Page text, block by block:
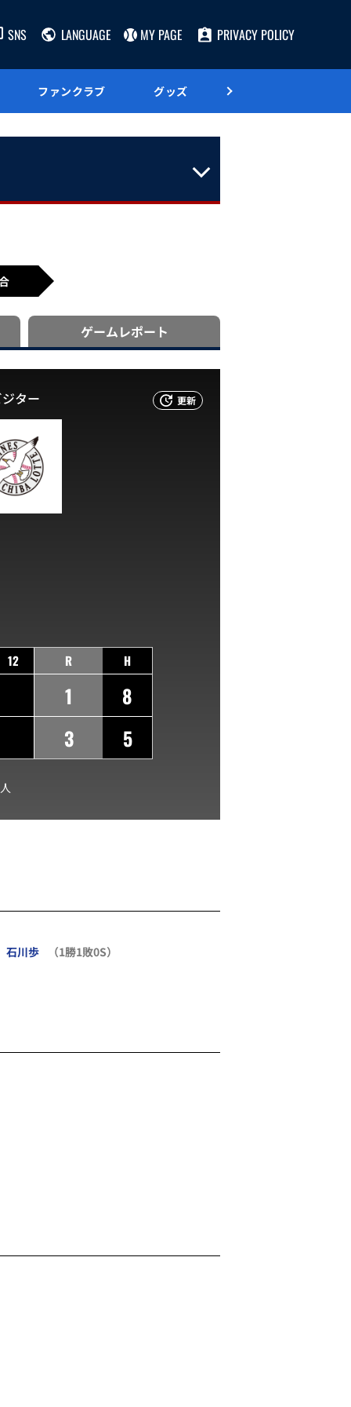
SNS LANGUAGE MY PAGE PRIVACY POLICY
ファンクラブ グッズ
ゲームレポート
更新
ター
12 R H
1
8
3
5
石川歩 （1勝1敗0S）